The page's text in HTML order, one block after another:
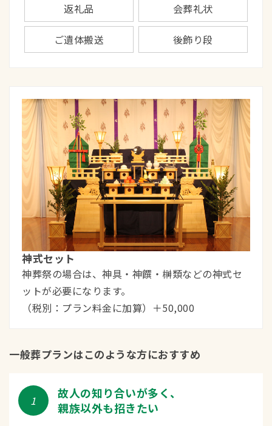
返礼品 会葬礼状
ご遺体搬送 後飾り段
神式セット
神葬祭の場合は、神具・神饌・榊類などの神式セ
ットが必要になります。
（税別：プラン料金に加算）＋50,000
一般葬プランはこのような方におすすめ
1
故人の知り合いが多く、
親族以外も招きたい